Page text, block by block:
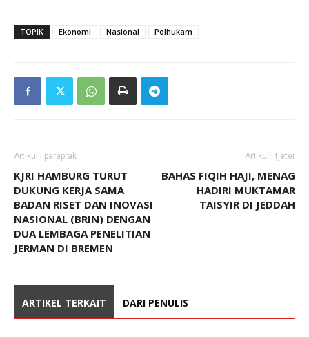
TOPIK Ekonomi Nasional Polhukam
Artikulli paraprak
KJRI HAMBURG TURUT
DUKUNG KERJA SAMA
BADAN RISET DAN INOVASI
NASIONAL (BRIN) DENGAN
DUA LEMBAGA PENELITIAN
JERMAN DI BREMEN
Artikulli tjetër
BAHAS FIQIH HAJI, MENAG
HADIRI MUKTAMAR
TAISYIR DI JEDDAH
ARTIKEL TERKAIT DARI PENULIS